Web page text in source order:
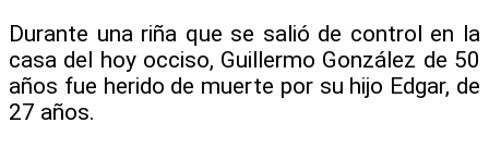
Durante una riña que se salió de control en la
casa del hoy occiso, Guillermo González de 50
años fue herido de muerte por su hijo Edgar, de
27 años.